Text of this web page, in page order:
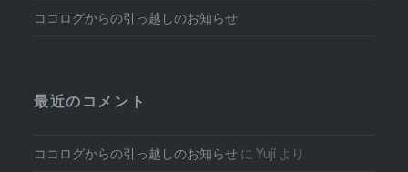
ココログからの引っ越しのお知らせ
最近のコメント
ココログからの引っ越しのお知らせ にYuji より